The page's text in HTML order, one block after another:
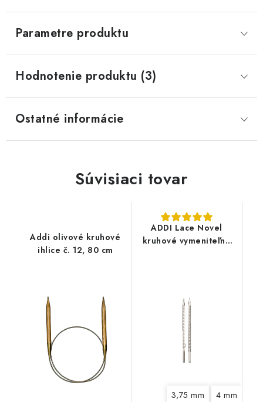
Parametre produktu
Hodnotenie produktu (3)
Ostatné informácie
Súvisiaci tovar
Addi olivové kruhové
ihlice č. 12, 80 cm
ADDI Lace Novel
kruhové vymeniteľné
3,75 mm 4 mm